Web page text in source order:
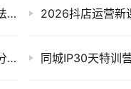
2026亚马逊实战通关特训营：多维选品+渐进式打法+AI应用，从0到1打造盈利店铺
通义千问输入法免费AI润色，语音打字300步骤字/分，办公写作神器